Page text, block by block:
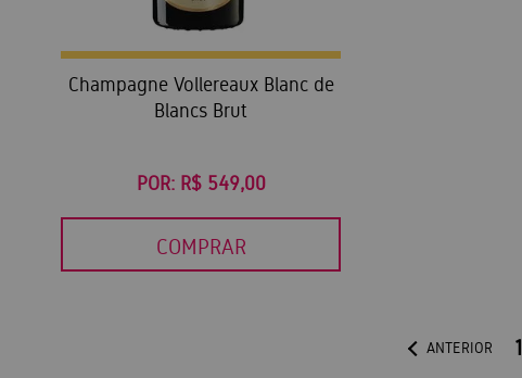
Champagne Vollereaux Blanc de
Blancs Brut
POR: R$ 549,00
COMPRAR
ANTERIOR 1